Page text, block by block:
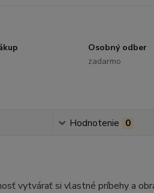
Osobný odber
zadarmo
Hodnotenie 0
vytvárať si vlastné príbehy a